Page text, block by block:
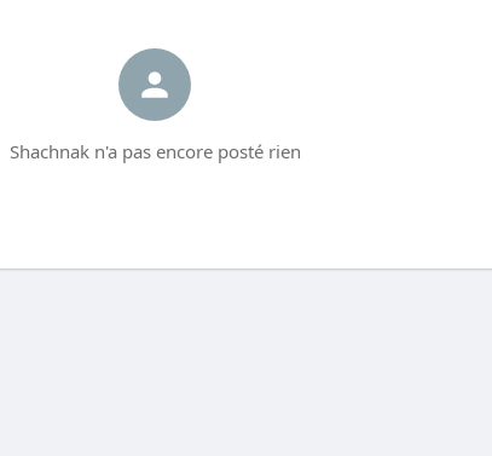
Shachnak n'a pas encore posté rien